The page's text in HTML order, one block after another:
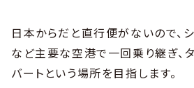
日本からだと直行便がないので、
など主要な空港で一回乗り継ぎ、
バートという場所を目指します。